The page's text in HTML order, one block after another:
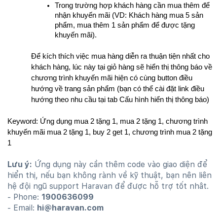
Trong trường hợp khách hàng cần mua thêm để
nhận khuyến mãi (VD: Khách hàng mua 5 sản
phẩm, mua thêm 1 sản phẩm để được tặng
khuyến mãi).
Để kích thích việc mua hàng diễn ra thuận tiện nhất cho
khách hàng, lúc này tại giỏ hàng sẽ hiển thị thông báo về
chương trình khuyến mãi hiện có cùng button điều
hướng về trang sản phẩm (bạn có thể cài đặt link điều
hướng theo nhu cầu tại tab Cấu hình hiển thị thông báo)
Keyword: Ứng dụng mua 2 tặng 1, mua 2 tặng 1, chương trình
khuyến mãi mua 2 tặng 1, buy 2 get 1, chương trình mua 2 tặng
1
Lưu ý: Ứng dụng này cần thêm code vào giao diện để
hiển thị, nếu bạn không rành về kỹ thuật, bạn nên liên
hệ đội ngũ support Haravan để được hỗ trợ tốt nhât.
- Phone: 1900636099
- Email: hi@haravan.com